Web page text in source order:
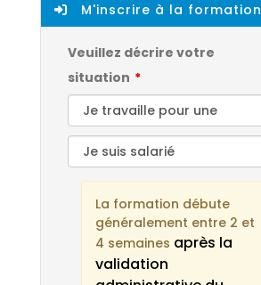
M'inscrire à la formation
Veuillez décrire votre
situation
La formation débute
généralement entre 2 et
4 semaines après la
validation